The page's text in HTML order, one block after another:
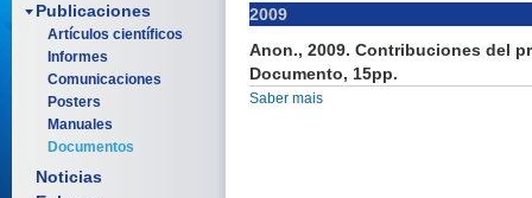
Publicaciones
Artículos científicos
Informes
Comunicaciones
Posters
Manuales
Documentos
Noticias
2009
Anon., 2009. Contribuciones del
Documento, 15pp.
Saber mais